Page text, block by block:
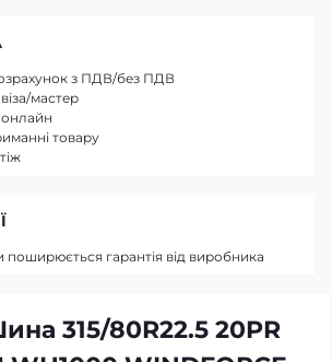
315/80R22.5 20PR
з ПДВ/без ПДВ
мастер
товару
поширюється гарантія від виробника